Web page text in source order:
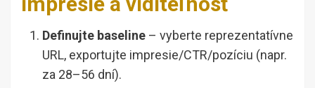
Definujte baseline – vyberte reprezentatívne
URL, exportujte impresie/CTR/pozíciu (napr.
za 28–56 dní).